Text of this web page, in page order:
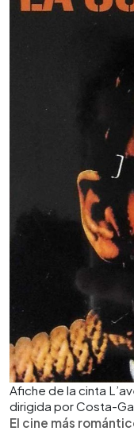
Afiche de la cinta
dirigida por Costa-
El cine más